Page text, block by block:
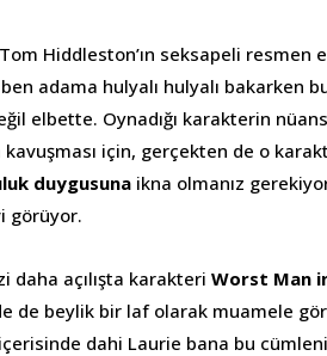
Hiddleston’ın seksapeli resmen
adama hulyalı hulyalı bakarken
elbette. Oynadığı karakterin
kavuşması için, gerçekten de o
duygusuna ikna olmanız
görüyor.
daha açılışta karakteri Worst Man
de beylik bir laf olarak muamele
dahi Laurie bana bu